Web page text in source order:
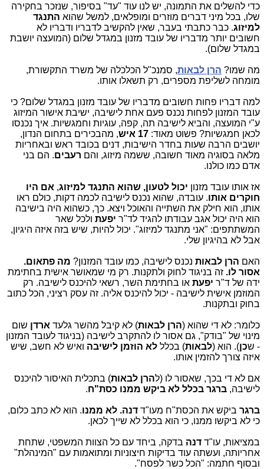
כדי להשלים את התמונה, יש לנו עוד "עד" בסיפור, שנזכר בחקירה
שלו, בכל מיני דברים מוזרים ומופלאים, למשל שהוא התנגד
למיזוג. כבר כתבתי בעבר, שאין להקשיב לדבריו ודבריו לא
חשובים יותר מדבריו של עובד מזנון במגדל שלום (המועצה יושבת
במגדל שלום).
מה שמו? הרן לבאות, סמנכ"ל הכלכלה של משרד התקשורת,
מומחה לשליפת מספרים, רק תשאלו אותו.
למה דבריו פחות חשובים מדבריו של עובד מזנון במגדל שלום? כי
עובד המזנון לפחות נכנס פעם אחת לישיבה, ישיבת אישור המיזוג
ע"י המועצה, והביא לישיבה תה, קפה, עוגיות וחמגשיות. איך נכנסו
לכאן חמגשיות? פשוט מאוד: 17 איש
, מהבכירים בתחום הנדון,
יושבים הרבה שעות בחדר הישיבות, דנים בכובד ראש ובאחריות
מלאה בסוגיה מאוד חשובה, ששמה מיזוג, והם רעבים. הם בני
אדם כמו כולנו.
אז אותו עובד מזנון יכול לטעון, שהוא התנגד למיזוג, אם היו
חוקרים אותו. עובדה, שהוא נכנס לישיבה לכמה דקות, כולם ראו
אותו, הוא חילק את השתייה והאוכל ויצא. כך, כשהוא היה בישיבה
הוא היה יכול אגב עבודתו להגיד לד"ר יפעת ולכל שאר
המשתתפים: "אני מתנגד למיזוג". יכול להיות, שיש בזה איזה היגיון,
אבל לא בהיגיון שלי.
האם הרן לבאות נכנס לישיבה, כמו עובד המזנון? מה פתאום.
אסור לו. זה בניגוד לחוק ולתקנות. רק מי שמאושר אישית בחתימת
ידה של ד"ר יפעת או בחתימת השר, רשאי להיכנס לישיבה. רק
המוזמן אישית לישיבה - יכול להיכנס אליה. זה עסק רציני, הכל כתוב
בחוק ובתקנות.
כלומר: לא די שהוא (הרן לבאות) לא קיבל מהשר גלעד ארדן שום
מינוי של "בודק", גם אסור לו להתקרב לישיבה (בניגוד לעובד המזנון
- שכן). הוא (לבאות) בכלל לא הוזמן לישיבה ואיש לא חשב, שיש
איזה צורך להזמין אותו.
אם לא די בכך, שאסור לו (להרן לבאות) בתכלית האיסור להיכנס
לישיבה, ברגר בכלל לא ביקש ממנו כסת"ח.
ברגר ביקש את הכסת"ח מעו"ד דנה. לא ממנו. הוא לא כתב כלום,
כי לא ביקשו ממנו, כי הוא בכלל לא שייך לכאן.
במציאות, עו"ד דנה בדקה, ביחד עם כל הצוות המשפטי, שתחת
אחריותה, ועשתה עוד בדיקות חיצוניות ומתואמות עם "המינהלת"
ובסוף חתמה: "הכל כשר לפסח".